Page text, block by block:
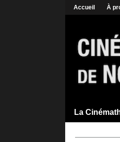
Accueil À
La